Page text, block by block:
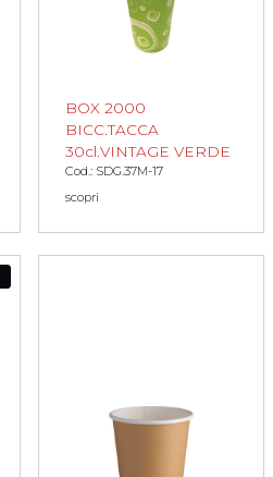
BOX 2000
BICC.TACCA
30cl.VINTAGE VERDE
Cod.: SDG.37M-17
scopri